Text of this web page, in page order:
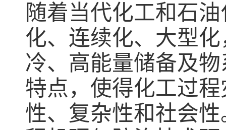
随着当代化工和石
化、连续化、大型
冷、高能量储备及
特点，使得化工过
性、复杂性和社会